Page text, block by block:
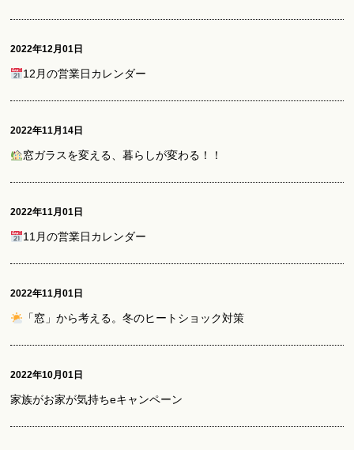
2022年12月01日
12月の営業日カレンダー
2022年11月14日
窓ガラスを変える、暮らしが変わる！！
2022年11月01日
11月の営業日カレンダー
2022年11月01日
「窓」から考える。冬のヒートショック対策
2022年10月01日
家族がお家が気持ちeキャンペーン